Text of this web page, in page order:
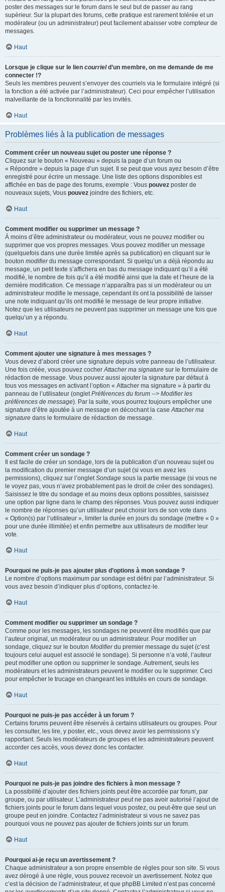
poster des messages sur le forum dans le seul but de passer au rang
supérieur. Sur la plupart des forums, cette pratique est rarement tolérée et un
modérateur (ou un administrateur) peut facilement abaisser votre compteur de
messages.
Haut
Lorsque je clique sur le lien courrield’un membre, on me demande de me
connecter !?
Seuls les membres peuvent s’envoyer des courriels via le formulaire intégré (si
la fonction a été activée par l’administrateur). Ceci pour empêcher l’utilisation
malveillante de la fonctionnalité par les invités.
Haut
Problèmes liés à la publication de messages
Comment créer un nouveau sujet ou poster une réponse ?
Cliquez sur le bouton « Nouveau » depuis la page d’un forum ou
« Répondre » depuis la page d’un sujet. Il se peut que vous ayez besoin d’être
enregistré pour écrire un message. Une liste des options disponibles est
affichée en bas de page des forums, exemple : Vous pouvez poster de
nouveaux sujets, Vous pouvez joindre des fichiers, etc.
Haut
Comment modifier ou supprimer un message ?
À moins d’être administrateur ou modérateur, vous ne pouvez modifier ou
supprimer que vos propres messages. Vous pouvez modifier un message
(quelquefois dans une durée limitée après sa publication) en cliquant sur le
bouton modifierdu message correspondant. Si quelqu’un a déjà répondu au
message, un petit texte s’affichera en bas du message indiquant qu’il a été
modifié, le nombre de fois qu’il a été modifié ainsi que la date et l’heure de la
dernière modification. Ce message n’apparaîtra pas si un modérateur ou un
administrateur modifie le message, cependant ils ont la possibilité de laisser
une note indiquant qu’ils ont modifié le message de leur propre initiative.
Notez que les utilisateurs ne peuvent pas supprimer un message une fois que
quelqu’un y a répondu.
Haut
Comment ajouter une signature à mes messages ?
Vous devez d’abord créer une signature depuis votre panneau de l’utilisateur.
Une fois créée, vous pouvez cocherAttacher ma signature sur le formulaire de
rédaction de message. Vous pouvez aussi ajouter la signature par défaut à
tous vos messages en activant l’option « Attacher ma signature » à partir du
panneau de l’utilisateur (ongletPréférences du forum --> Modifier les
préférences de message). Par la suite, vous pourrez toujours empêcher une
signature d’être ajoutée à un message en décochant la caseAttacher ma
signature dans le formulaire de rédaction de message.
Haut
Comment créer un sondage ?
Il est facile de créer un sondage, lors de la publication d’un nouveau sujet ou
la modification du premier message d’un sujet (si vous en avez les
permissions), cliquez sur l’ongletSondage sous la partie message (si vous ne
le voyez pas, vous n’avez probablement pas le droit de créer des sondages).
Saisissez le titre du sondage et au moins deux options possibles, saisissez
une option par ligne dans le champ des réponses. Vous pouvez aussi indiquer
le nombre de réponses qu’un utilisateur peut choisir lors de son vote dans
« Option(s) par l’utilisateur », limiter la durée en jours du sondage (mettre « 0 »
pour une durée illimitée) et enfin permettre aux utilisateurs de modifier leur
vote.
Haut
Pourquoi ne puis-je pas ajouter plus d’options à mon sondage ?
Le nombre d’options maximum par sondage est défini par l’administrateur. Si
vous avez besoin d’indiquer plus d’options, contactez-le.
Haut
Comment modifier ou supprimer un sondage ?
Comme pour les messages, les sondages ne peuvent être modifiés que par
l’auteur original, un modérateur ou un administrateur. Pour modifier un
sondage, cliquez sur le bouton Modifierdu premier message du sujet (c’est
toujours celui auquel est associé le sondage). Si personne n’a voté, l’auteur
peut modifier une option ou supprimer le sondage. Autrement, seuls les
modérateurs et les administrateurs peuvent le modifier ou le supprimer. Ceci
pour empêcher le trucage en changeant les intitulés en cours de sondage.
Haut
Pourquoi ne puis-je pas accéder à un forum ?
Certains forums peuvent être réservés à certains utilisateurs ou groupes. Pour
les consulter, les lire, y poster, etc., vous devez avoir les permissions s’y
rapportant. Seuls les modérateurs de groupes et les administrateurs peuvent
accorder ces accès, vous devez donc les contacter.
Haut
Pourquoi ne puis-je pas joindre des fichiers à mon message ?
La possibilité d’ajouter des fichiers joints peut être accordée par forum, par
groupe, ou par utilisateur. L’administrateur peut ne pas avoir autorisé l’ajout de
fichiers joints pour le forum dans lequel vous postez, ou peut-être que seul un
groupe peut en joindre. Contactez l’administrateur si vous ne savez pas
pourquoi vous ne pouvez pas ajouter de fichiers joints sur un forum.
Haut
Pourquoi ai-je reçu un avertissement ?
Chaque administrateur a son propre ensemble de règles pour son site. Si vous
avez dérogé à une règle, vous pouvez recevoir un avertissement. Notez que
c’est la décision de l’administrateur, et que phpBB Limited n’est pas concerné